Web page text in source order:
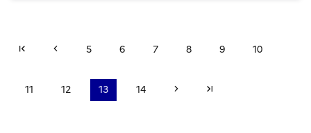
Première pagePage précédente
5 6 7 8 9 10
11 12 13 14 Page suivante